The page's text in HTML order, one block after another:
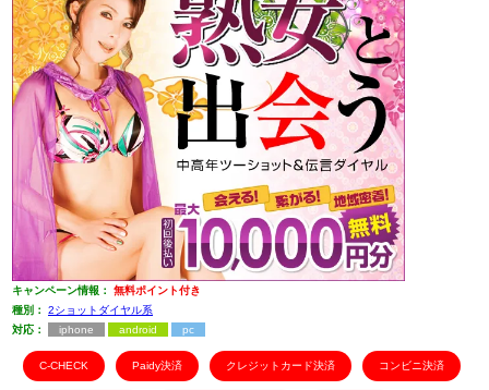
キャンペーン情報：
無料ポイント付き
種別：
2ショットダイヤル系
対応：
iphone android pc
C-CHECK Paidy決済 クレジットカード決済 コンビニ決済